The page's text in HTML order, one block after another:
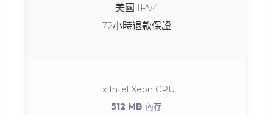
美國 IPv4
72小時退款保證
1x Intel Xeon CPU
512 MB 內存